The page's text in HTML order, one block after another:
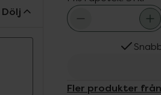
Fler produkter
Dölj